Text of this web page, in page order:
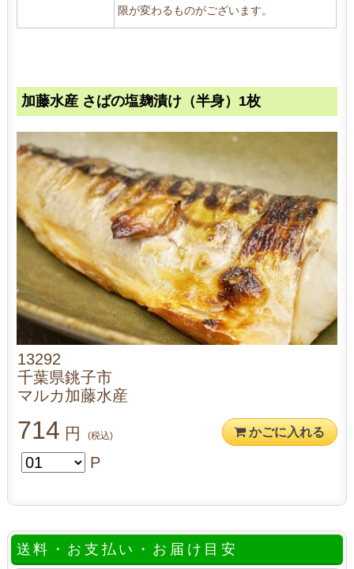
限が変わるものがございます。
加藤水産 さばの塩麹漬け（半身）1枚
13292
千葉県銚子市
マルカ加藤水産
714 円 (税込) かごに入れる
P
送料・お支払い・お届け目安